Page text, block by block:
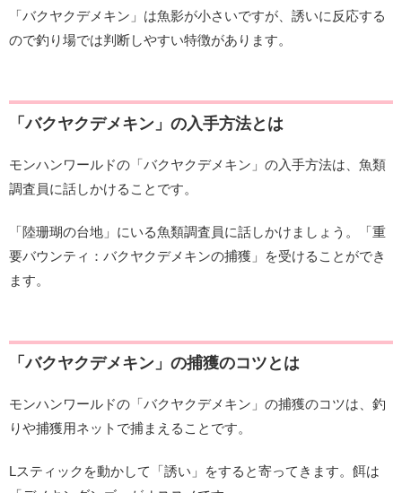
「バクヤクデメキン」は魚影が小さいですが、誘いに反応する
ので釣り場では判断しやすい特徴があります。
「バクヤクデメキン」の入手方法とは
モンハンワールドの「バクヤクデメキン」の入手方法は、魚類
調査員に話しかけることです。
「陸珊瑚の台地」にいる魚類調査員に話しかけましょう。「重
要バウンティ：バクヤクデメキンの捕獲」を受けることができ
ます。
「バクヤクデメキン」の捕獲のコツとは
モンハンワールドの「バクヤクデメキン」の捕獲のコツは、釣
りや捕獲用ネットで捕まえることです。
Lスティックを動かして「誘い」をすると寄ってきます。餌は